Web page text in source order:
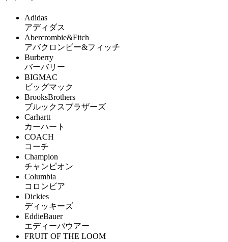
Adidas
アディダス
Abercrombie&Fitch
アバクロンビー&フィッチ
Burberry
バーバリー
BIGMAC
ビッグマック
BrooksBrothers
ブルックスブラザーズ
Carhartt
カーハート
COACH
コーチ
Champion
チャンピオン
Columbia
コロンビア
Dickies
ディッキーズ
EddieBauer
エディーバウアー
FRUIT OF THE LOOM